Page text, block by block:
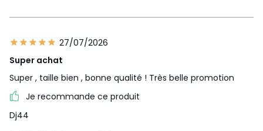
27/07/2026
Super achat
Super , taille bien , bonne qualité ! Très belle promotion
Je recommande ce produit
Dj44